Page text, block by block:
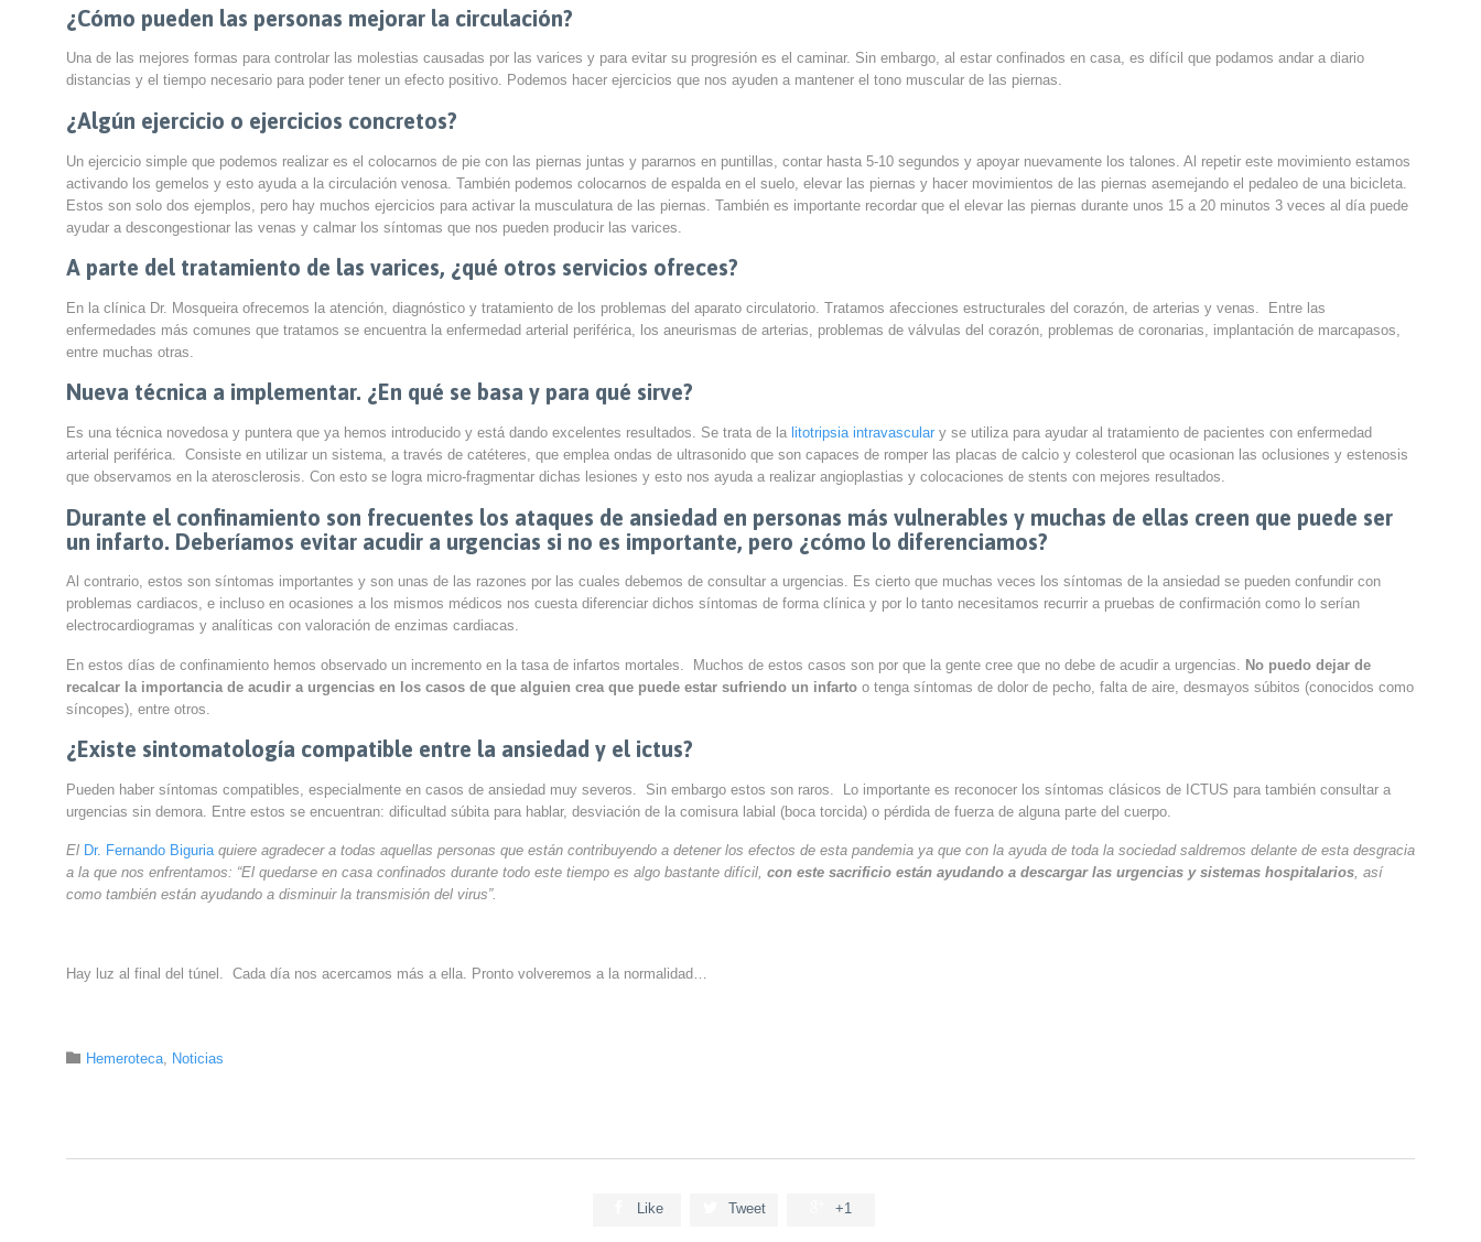
¿Cómo pueden las personas mejorar la circulación?
Una de las mejores formas para controlar las molestias causadas por las varices y para evitar su progresión es el caminar. Sin embargo, al estar confinados en casa, es difícil que podamos andar a diario
distancias y el tiempo necesario para poder tener un efecto positivo. Podemos hacer ejercicios que nos ayuden a mantener el tono muscular de las piernas.
¿Algún ejercicio o ejercicios concretos?
Un ejercicio simple que podemos realizar es el colocarnos de pie con las piernas juntas y pararnos en puntillas, contar hasta 5-10 segundos y apoyar nuevamente los talones. Al repetir este movimiento estamos
activando los gemelos y esto ayuda a la circulación venosa. También podemos colocarnos de espalda en el suelo, elevar las piernas y hacer movimientos de las piernas asemejando el pedaleo de una bicicleta.
Estos son solo dos ejemplos, pero hay muchos ejercicios para activar la musculatura de las piernas. También es importante recordar que el elevar las piernas durante unos 15 a 20 minutos 3 veces al día puede
ayudar a descongestionar las venas y calmar los síntomas que nos pueden producir las varices.
A parte del tratamiento de las varices, ¿qué otros servicios ofreces?
En la clínica Dr. Mosqueira ofrecemos la atención, diagnóstico y tratamiento de los problemas del aparato circulatorio. Tratamos afecciones estructurales del corazón, de arterias y venas. Entre las
enfermedades más comunes que tratamos se encuentra la enfermedad arterial periférica, los aneurismas de arterias, problemas de válvulas del corazón, problemas de coronarias, implantación de marcapasos,
entre muchas otras.
Nueva técnica a implementar. ¿En qué se basa y para qué sirve?
Es una técnica novedosa y puntera que ya hemos introducido y está dando excelentes resultados. Se trata de la litotripsia intravascular y se utiliza para ayudar al tratamiento de pacientes con enfermedad
arterial periférica. Consiste en utilizar un sistema, a través de catéteres, que emplea ondas de ultrasonido que son capaces de romper las placas de calcio y colesterol que ocasionan las oclusiones y estenosis
que observamos en la aterosclerosis. Con esto se logra micro-fragmentar dichas lesiones y esto nos ayuda a realizar angioplastias y colocaciones de stents con mejores resultados.
Durante el confinamiento son frecuentes los ataques de ansiedad en personas más vulnerables y muchas de ellas creen que puede ser
un infarto. Deberíamos evitar acudir a urgencias si no es importante, pero ¿cómo lo diferenciamos?
Al contrario, estos son síntomas importantes y son unas de las razones por las cuales debemos de consultar a urgencias. Es cierto que muchas veces los síntomas de la ansiedad se pueden confundir con
problemas cardiacos, e incluso en ocasiones a los mismos médicos nos cuesta diferenciar dichos síntomas de forma clínica y por lo tanto necesitamos recurrir a pruebas de confirmación como lo serían
electrocardiogramas y analíticas con valoración de enzimas cardiacas.
En estos días de confinamiento hemos observado un incremento en la tasa de infartos mortales. Muchos de estos casos son por que la gente cree que no debe de acudir a urgencias. No puedo dejar de
recalcar la importancia de acudir a urgencias en los casos de que alguien crea que puede estar sufriendo un infarto o tenga síntomas de dolor de pecho, falta de aire, desmayos súbitos (conocidos como
síncopes), entre otros.
¿Existe sintomatología compatible entre la ansiedad y el ictus?
Pueden haber síntomas compatibles, especialmente en casos de ansiedad muy severos. Sin embargo estos son raros. Lo importante es reconocer los síntomas clásicos de ICTUS para también consultar a
urgencias sin demora. Entre estos se encuentran: dificultad súbita para hablar, desviación de la comisura labial (boca torcida) o pérdida de fuerza de alguna parte del cuerpo.
El Dr. Fernando Biguriaquiere agradecer a todas aquellas personas que están contribuyendo a detener los efectos de esta pandemia ya que con la ayuda de toda la sociedad saldremos delante de esta desgracia
a la que nos enfrentamos: “El quedarse en casa confinados durante todo este tiempo es algo bastante difícil, con este sacrificio están ayudando a descargar las urgencias y sistemas hospitalarios, así
como también están ayudando a disminuir la transmisión del virus”.
Hay luz al final del túnel. Cada día nos acercamos más a ella. Pronto volveremos a la normalidad…
 Category
Hemeroteca, Noticias
Like Tweet +1